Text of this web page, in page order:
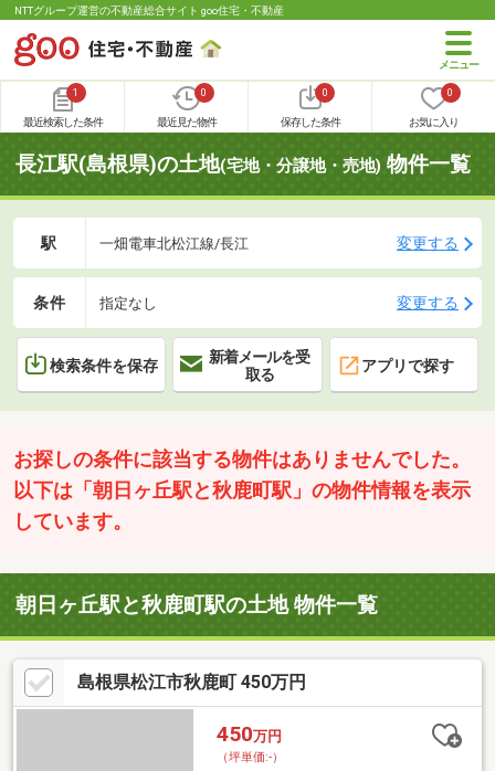
NTTグループ運営の不動産総合サイト goo住宅・不動産
1
最近検索した条件
0
最近見た物件
0
保存した条件
0
お気に入り
長江駅(島根県)の土地(宅地・分譲地・売地) 物件一覧
駅 一畑電車北松江線/長江 変更する
条件 指定なし 変更する
検索条件を保存
新着メールを受
取る
アプリで探す
お探しの条件に該当する物件はありませんでした。
以下は「朝日ヶ丘駅と秋鹿町駅」の物件情報を表示
しています。
朝日ヶ丘駅と秋鹿町駅の土地 物件一覧
島根県松江市秋鹿町 450万円
450万円
（坪単価:-）